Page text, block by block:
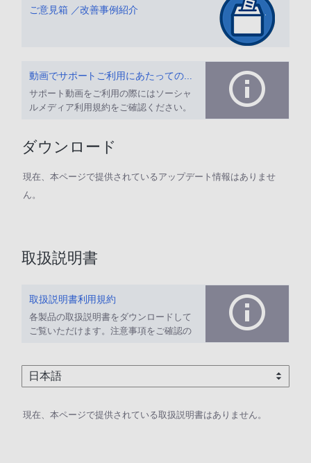
ご意見箱 ／改善事例紹介
動画でサポートご利用にあたってのお願い
サポート動画をご利用の際にはソーシャ
ルメディア利用規約をご確認ください。
ダウンロード
現在、本ページで提供されているアップデート情報はありませ
ん。
取扱説明書
取扱説明書利用規約
各製品の取扱説明書をダウンロードして
ご覧いただけます。注意事項をご確認の
現在、本ページで提供されている取扱説明書はありません。